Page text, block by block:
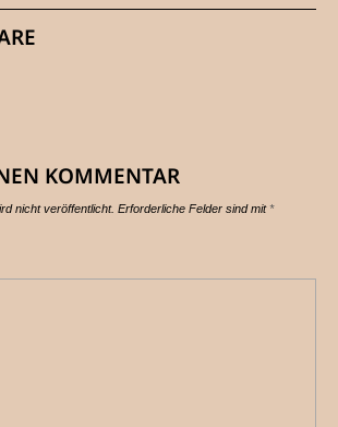
KOMMENTAR
nicht veröffentlicht. Erforderliche Felder sind mit*